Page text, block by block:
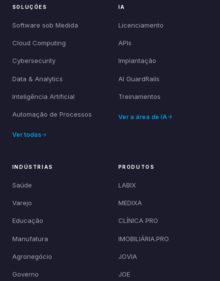
SOLUÇÕES
Software sob Medida
Cloud Computing
Cybersecurity
Data & Analytics
Inteligência Artificial
Automação de Processos
Ver todas
IA
Licenciamento
APIs
Implantação
AI GuardRails
Treinamentos
Ver a área de IA
INDÚSTRIAS
Saúde
Varejo
Educação
Manufatura
Agronegócio
Governo
PRODUTOS
LABIX
MEDIXA
CLÍNICA PRO
IMOBILIÁRIA.PRO
JOVIA
JOE